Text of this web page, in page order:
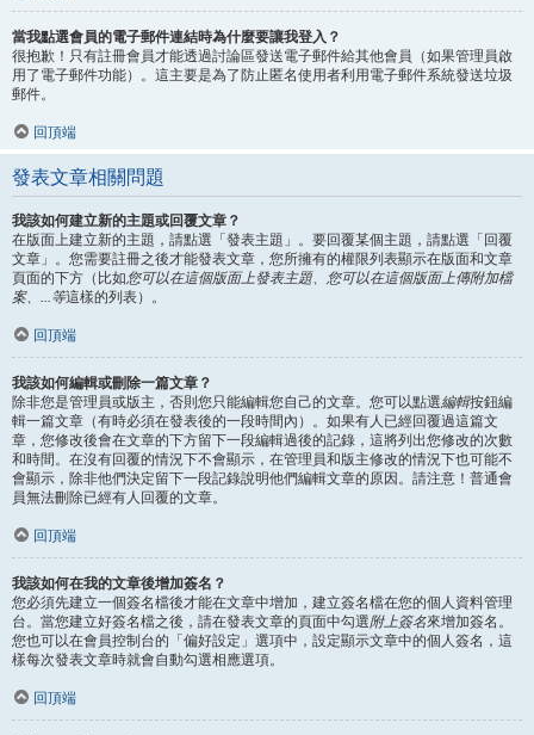
當我點選會員的電子郵件連結時為什麼要讓我登入？
很抱歉！只有註冊會員才能透過討論區發送電子郵件給其他會員（如果管理員啟
用了電子郵件功能）。這主要是為了防止匿名使用者利用電子郵件系統發送垃圾
郵件。
回頂端
發表文章相關問題
我該如何建立新的主題或回覆文章？
在版面上建立新的主題，請點選「發表主題」。要回覆某個主題，請點選「回覆
文章」。您需要註冊之後才能發表文章，您所擁有的權限列表顯示在版面和文章
頁面的下方（比如您可以在這個版面上發表主題、您可以在這個版面上傳附加檔
案、...等這樣的列表）。
回頂端
我該如何編輯或刪除一篇文章？
除非您是管理員或版主，否則您只能編輯您自己的文章。您可以點選編輯按鈕編
輯一篇文章（有時必須在發表後的一段時間內）。如果有人已經回覆過這篇文
章，您修改後會在文章的下方留下一段編輯過後的記錄，這將列出您修改的次數
和時間。在沒有回覆的情況下不會顯示，在管理員和版主修改的情況下也可能不
會顯示，除非他們決定留下一段記錄說明他們編輯文章的原因。請注意！普通會
員無法刪除已經有人回覆的文章。
回頂端
我該如何在我的文章後增加簽名？
您必須先建立一個簽名檔後才能在文章中增加，建立簽名檔在您的個人資料管理
台。當您建立好簽名檔之後，請在發表文章的頁面中勾選附上簽名來增加簽名。
您也可以在會員控制台的「偏好設定」選項中，設定顯示文章中的個人簽名，這
樣每次發表文章時就會自動勾選相應選項。
回頂端